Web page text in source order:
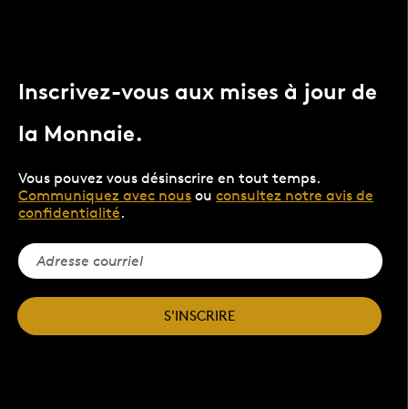
Inscrivez-vous aux mises à jour de
la Monnaie.
Vous pouvez vous désinscrire en tout temps.
Communiquez avec nous ou consultez notre avis de
confidentialité.
S'INSCRIRE